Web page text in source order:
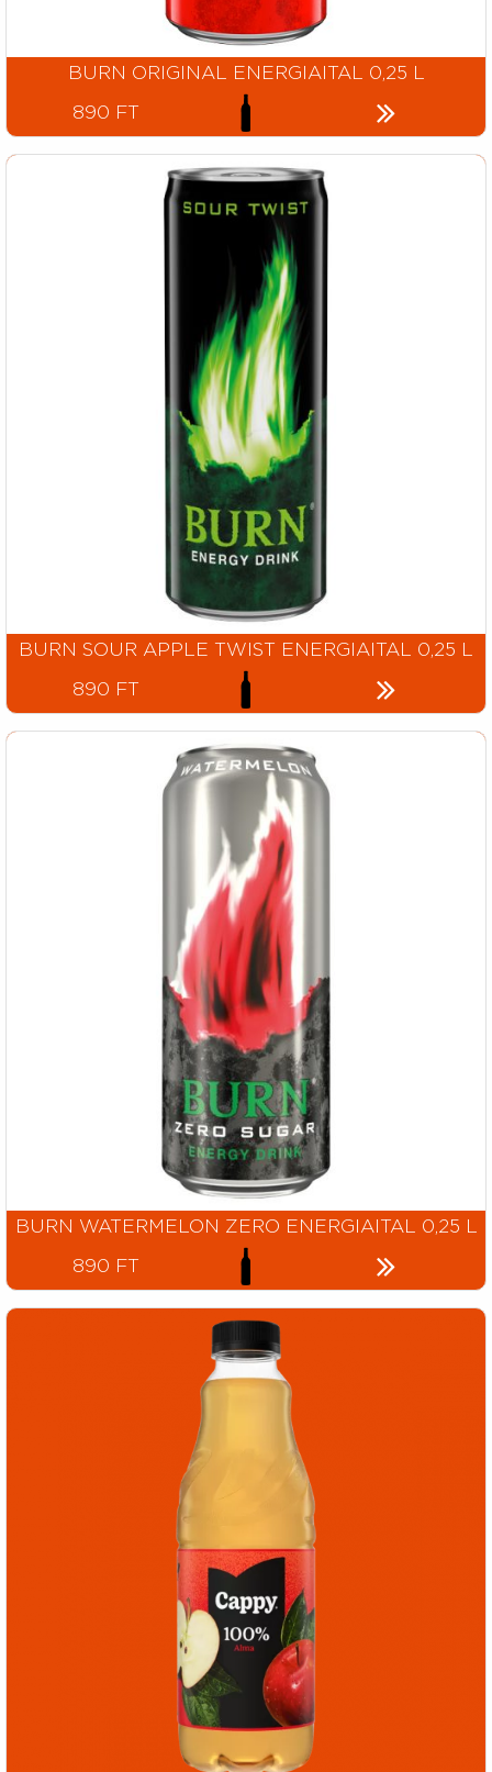
BURN ORIGINAL ENERGIAITAL 0,25 L
890 FT
BURN SOUR APPLE TWIST ENERGIAITAL 0,25 L
890 FT
BURN WATERMELON ZERO ENERGIAITAL 0,25 L
890 FT